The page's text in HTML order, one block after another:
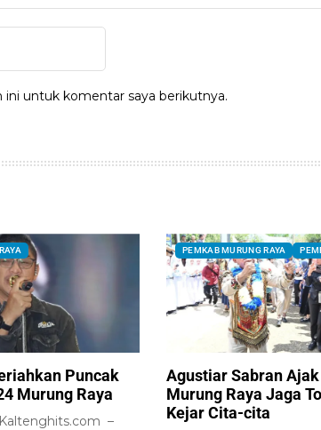
ini untuk komentar saya berikutnya.
Puncak
Murung Raya
–
PEMKAB MURUNG RAYA
Agustiar Sabran
Murung Raya Jaga
Kejar Cita-cita